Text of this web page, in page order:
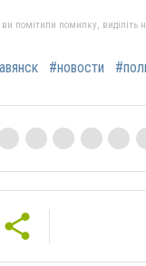
помітили помилку, виділіть
#новости